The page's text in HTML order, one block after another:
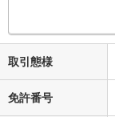
取引態様
免許番号